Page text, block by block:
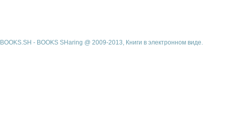
BOOKS.SH - BOOKS SHaring @ 2009-2013, Книги в электронном виде.